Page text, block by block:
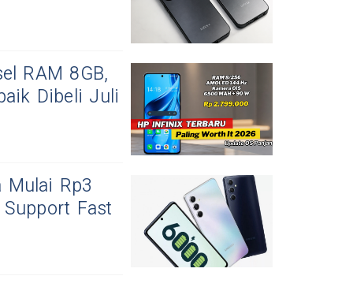
RAM 8GB,
Dibeli Juli
Mulai Rp3
Fast